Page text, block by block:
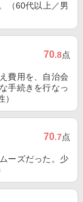
（60代以上／男
70.8点
費用を、自治会
手続きを行なっ
70.7点
ーズだった。少